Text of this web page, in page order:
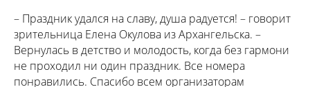
– Праздник удался на славу, душа радуется! – говорит
зрительница Елена Окулова из Архангельска. –
Вернулась в детство и молодость, когда без гармони
не проходил ни один праздник. Все номера
понравились. Спасибо всем организаторам